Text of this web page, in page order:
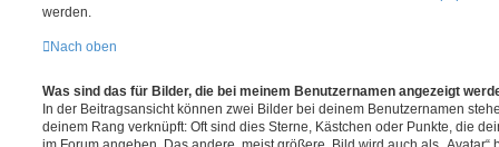
werden.
Nach oben
Was sind das für Bilder, die bei meinem Benutzernamen angezeigt
In der Beitragsansicht können zwei Bilder bei deinem Benutzernamen
deinem Rang verknüpft: Oft sind dies Sterne, Kästchen oder Punkte, die